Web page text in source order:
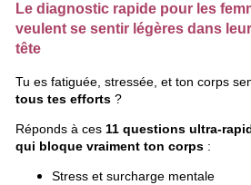
Le diagnostic rapide pour les
veulent se sentir légères dans
tête
Tu es fatiguée, stressée, et ton corps
tous tes efforts?
Réponds à ces 11 questions ultra-
qui bloque vraiment ton corps:
Stress et surcharge mentale